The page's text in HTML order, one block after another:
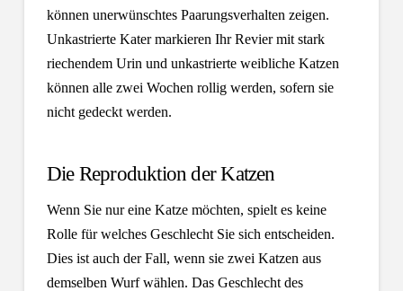
können unerwünschtes Paarungsverhalten zeigen.
Unkastrierte Kater markieren Ihr Revier mit stark
riechendem Urin und unkastrierte weibliche Katzen
können alle zwei Wochen rollig werden, sofern sie
nicht gedeckt werden.
Die Reproduktion der Katzen
Wenn Sie nur eine Katze möchten, spielt es keine
Rolle für welches Geschlecht Sie sich entscheiden.
Dies ist auch der Fall, wenn sie zwei Katzen aus
demselben Wurf wählen. Das Geschlecht des